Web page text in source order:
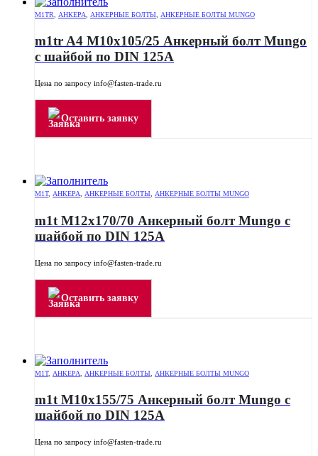
M1TR АНКЕРА АНКЕРНЫЕ БОЛТЫ АНКЕРНЫЕ БОЛТЫ MUNGO
m1tr A4 M10x105/25 Анкерный болт Mungo
с шайбой по DIN 125A
Цена по запросу info@fasten-trade.ru
Оставить заявку
M1T, АНКЕРА, АНКЕРНЫЕ БОЛТЫ, АНКЕРНЫЕ БОЛТЫ MUNGO
m1t M12x170/70 Анкерный болт Mungo с
шайбой по DIN 125A
Цена по запросу info@fasten-trade.ru
Оставить заявку
M1T, АНКЕРА АНКЕРНЫЕ БОЛТЫ АНКЕРНЫЕ БОЛТЫ MUNGO
m1t M10x155/75 Анкерный болт Mungo с
шайбой по DIN 125A
Цена по запросу info@fasten-trade.ru